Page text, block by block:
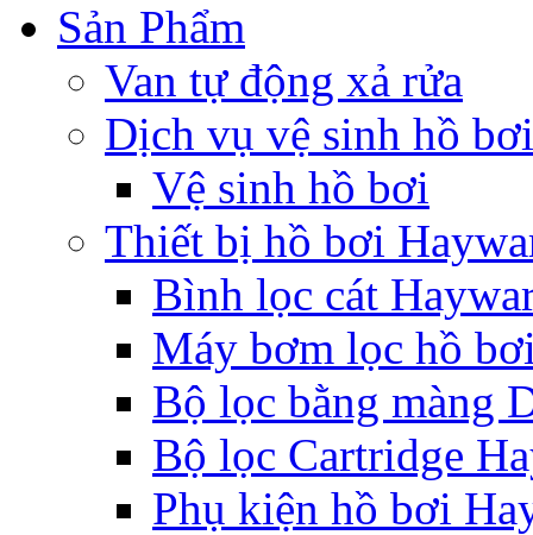
Sản Phẩm
Van tự động xả rửa
Dịch vụ vệ sinh hồ bơi
Vệ sinh hồ bơi
Thiết bị hồ bơi
Bình lọc cát
Máy bơm lọc hồ
Bộ lọc bằng màng
Bộ lọc Cartridge
Phụ kiện hồ bơi